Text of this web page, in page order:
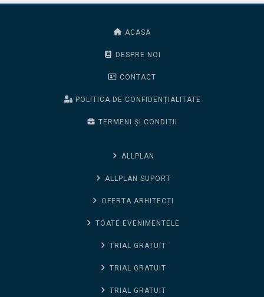
ACASA
DESPRE NOI
CONTACT
POLITICA DE CONFIDENȚIALITATE
TERMENI ȘI CONDIȚII
ALLPLAN
ALLPLAN SUPORT
OFERTA ARHITECȚI
TOATE EVENIMENTELE
TRIAL GRATUIT
TRIAL GRATUIT
TRIAL GRATUIT